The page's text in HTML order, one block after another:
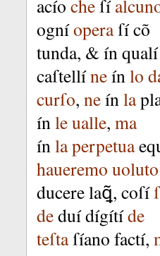
acío cheſí
ogníoperaſícõ
tunda, & ínqualí
caſtellíneínlo
curſo, neínla
ínleualle, ma
ínlaperpetua
haueremo uoluto
ducerelaꝗ̃, coſí
deduídígítíde
teſtaſíano factí,